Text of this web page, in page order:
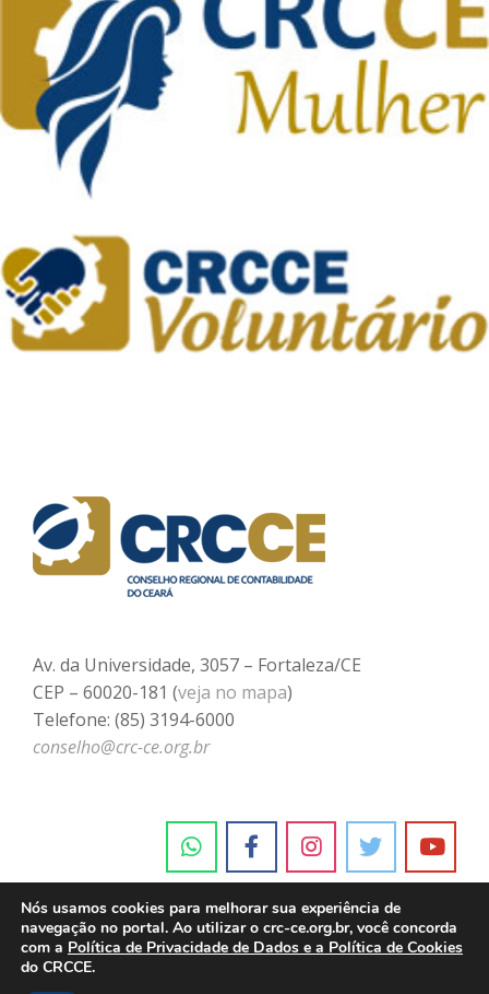
Av. da Universidade, 3057 – Fortaleza/CE
CEP – 60020-181 (veja no mapa)
Telefone: (85) 3194-6000
conselho@crc-ce.org.br
Nós usamos cookies para melhorar sua experiência de
navegação no portal. Ao utilizar o crc-ce.org.br, você concorda
com a Política de Privacidade de Dados e a Política de Cookies
do CRCCE.